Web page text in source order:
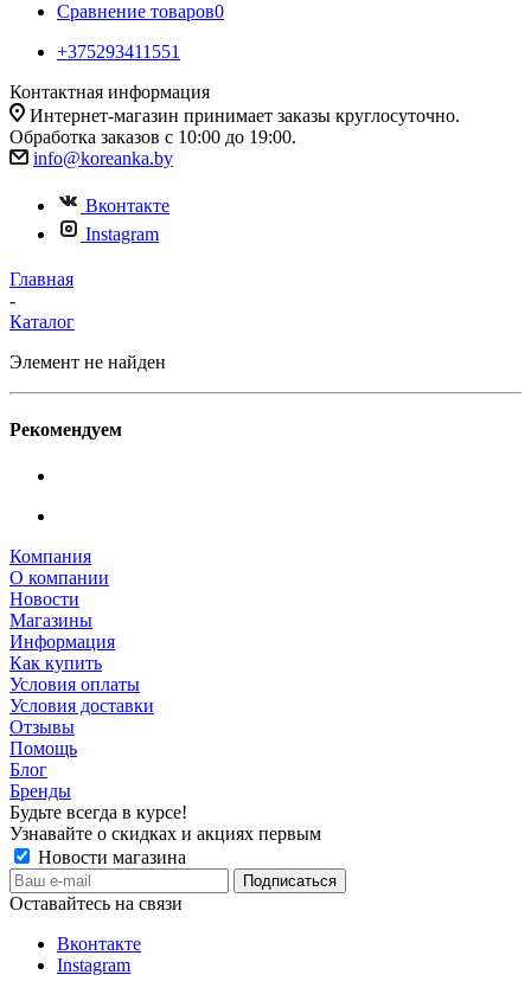
Сравнение товаров0
+375293411551
Контактная информация
Интернет-магазин принимает заказы круглосуточно.
Обработка заказов с 10:00 до 19:00.
info@koreanka.by
Вконтакте
Instagram
Главная
-
Каталог
Элемент не найден
Рекомендуем
Компания
О компании
Новости
Магазины
Информация
Как купить
Условия оплаты
Условия доставки
Отзывы
Помощь
Блог
Бренды
Будьте всегда в курсе!
Узнавайте о скидках и акциях первым
Новости магазина
Оставайтесь на связи
Вконтакте
Instagram